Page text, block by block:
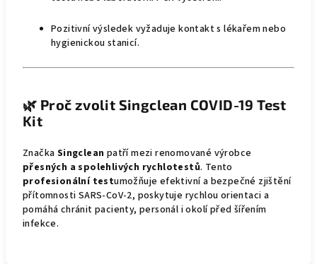
Pozitivní výsledek vyžaduje kontakt s lékařem nebo
hygienickou stanicí.
🌿 Proč zvolit Singclean COVID-19 Test
Kit
Značka Singclean patří mezi renomované výrobce
přesných a spolehlivých rychlotestů. Tento
profesionální testumožňuje efektivní a bezpečné zjištění
přítomnosti SARS-CoV-2, poskytuje rychlou orientaci a
pomáhá chránit pacienty, personál i okolí před šířením
infekce.